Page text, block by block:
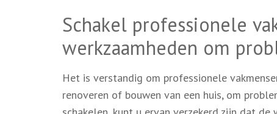
Schakel professionele
werkzaamheden om
Het is verstandig om professionele
renoveren of bouwen van een huis, om